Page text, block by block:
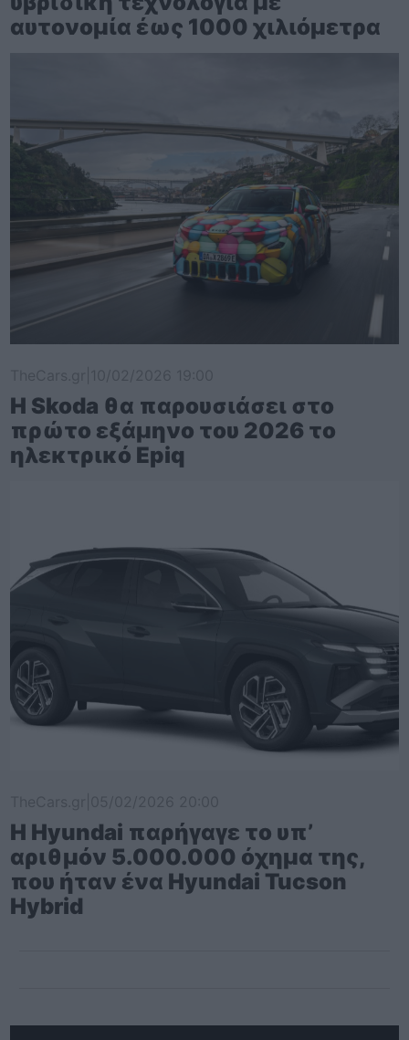
αυτονομία έως 1000 χιλιόμετρα
Η Skoda θα παρουσιάσει στο
πρώτο εξάμηνο του 2026 το
ηλεκτρικό Epiq
Η Hyundai παρήγαγε το υπ’
αριθμόν 5.000.000 όχημα της,
που ήταν ένα Hyundai Tucson
Hybrid